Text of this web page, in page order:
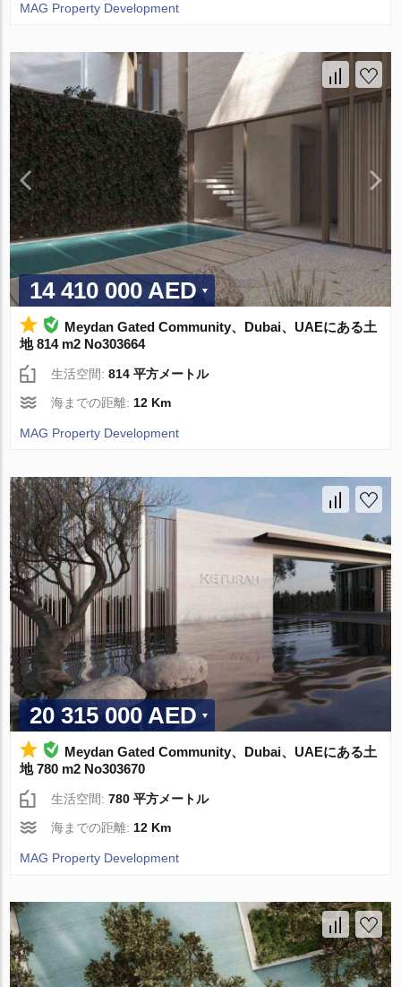
MAG Property Development
14 410 000 AED
Meydan Gated Community、Dubai、UAEにある土
地 814 m2 No303664
生活空間:814 平方メートル
海までの距離: 12 Km
MAG Property Development
20 315 000 AED
Meydan Gated Community、Dubai、UAEにある土
地 780 m2 No303670
生活空間:780 平方メートル
海までの距離: 12 Km
MAG Property Development